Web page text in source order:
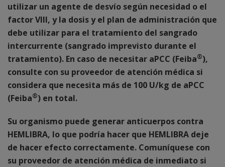
utilizar un agente de desvío según necesidad o el
factor VIII, y la dosis y el plan de administración que
debe utilizar para el tratamiento del sangrado
intercurrente (sangrado imprevisto durante el
tratamiento). En caso de necesitar aPCC (Feiba®),
consulte con su proveedor de atención médica si
considera que necesita más de 100 U/kg de aPCC
(Feiba®) en total.
Su organismo puede generar anticuerpos contra
HEMLIBRA, lo que podría hacer que HEMLIBRA deje
de hacer efecto correctamente. Comuníquese con
su proveedor de atención médica de inmediato si